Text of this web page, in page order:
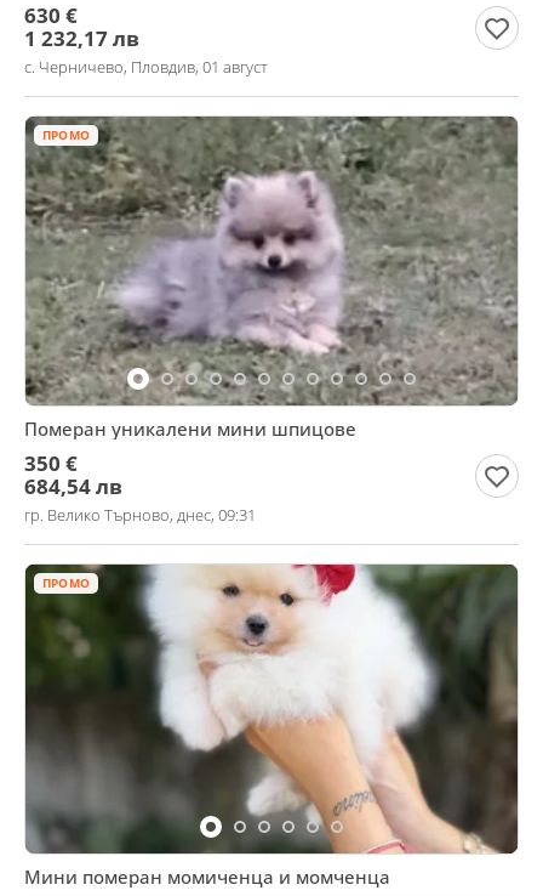
630 €
1 232,17 лв
с. Черничево, Пловдив, 01 август
ПРОМО
Померан уникалени мини шпицове
350 €
684,54 лв
гр. Велико Търново, днес, 09:31
ПРОМО
Мини померан момиченца и момченца